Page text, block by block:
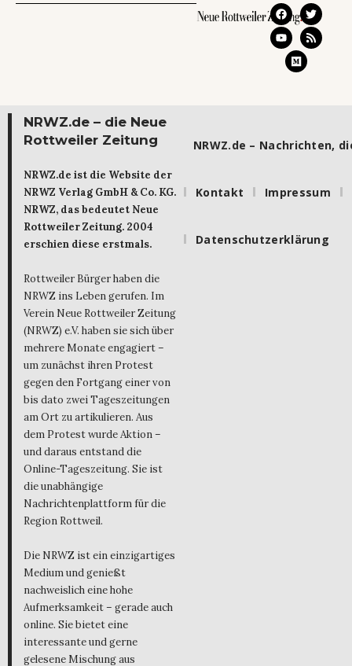
NRWZ.de – die Neue
Rottweiler Zeitung
NRWZ.de ist die Website der
NRWZ Verlag GmbH & Co. KG.
NRWZ, das bedeutet Neue
Rottweiler Zeitung. 2004
erschien diese erstmals.
Rottweiler Bürger haben die
NRWZ ins Leben gerufen. Im
Verein Neue Rottweiler Zeitung
(NRWZ) e.V. haben sie sich über
mehrere Monate engagiert –
um zunächst ihren Protest
gegen den Fortgang einer von
bis dato zwei Tageszeitungen
am Ort zu artikulieren. Aus
dem Protest wurde Aktion –
und daraus entstand die
Online-Tageszeitung. Sie ist
die unabhängige
Nachrichtenplattform für die
Region Rottweil.
Die NRWZ ist ein einzigartiges
Medium und genießt
nachweislich eine hohe
Aufmerksamkeit – gerade auch
online. Sie bietet eine
interessante und gerne
gelesene Mischung aus
NRWZ.de – Nachrichten,
Kontakt Impressum
Datenschutzerklärung